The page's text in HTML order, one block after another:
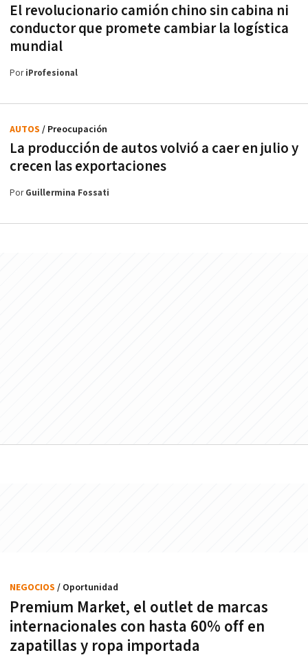
El revolucionario camión chino sin cabina ni
conductor que promete cambiar la logística
mundial
PoriProfesional
La producción de autos volvió a caer en julio y
crecen las exportaciones
AUTOS / Preocupación
PorGuillermina Fossati
Premium Market, el outlet de marcas
internacionales con hasta 60% off en
zapatillas y ropa importada
NEGOCIOS / Oportunidad